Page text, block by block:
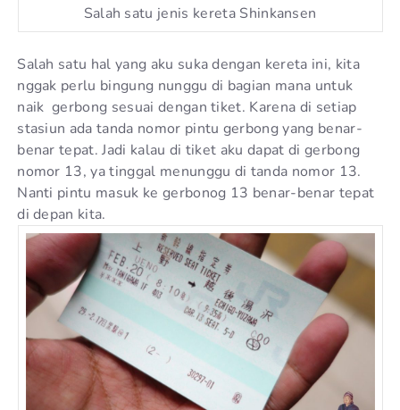
Salah satu jenis kereta Shinkansen
Salah satu hal yang aku suka dengan kereta ini, kita
nggak perlu bingung nunggu di bagian mana untuk
naik gerbong sesuai dengan tiket. Karena di setiap
stasiun ada tanda nomor pintu gerbong yang benar-
benar tepat. Jadi kalau di tiket aku dapat di gerbong
nomor 13, ya tinggal menunggu di tanda nomor 13.
Nanti pintu masuk ke gerbonog 13 benar-benar tepat
di depan kita.